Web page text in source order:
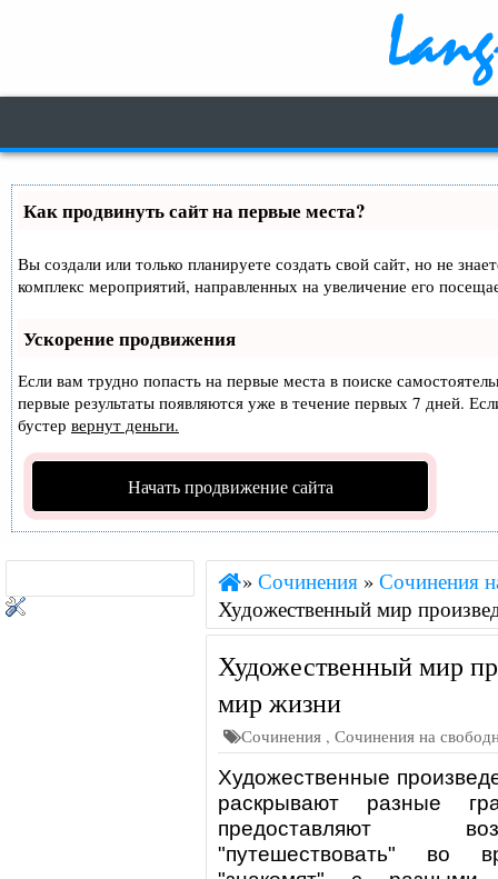
Как продвинуть сайт на первые места?
Вы создали или только планируете создать свой сайт, но не
комплекс мероприятий, направленных на увеличение его
Ускорение продвижения
Если вам трудно попасть на первые места в поиске
первые результаты появляются уже в течение первых 7 дней.
бустер вернут деньги.
Начать продвижение сайта
» Сочинения » Сочинения
Художественный мир
Художественный мир
мир жизни
Сочинения , Сочинения на
Художественные
раскрывают разные
предоставляют
"путешествовать" во